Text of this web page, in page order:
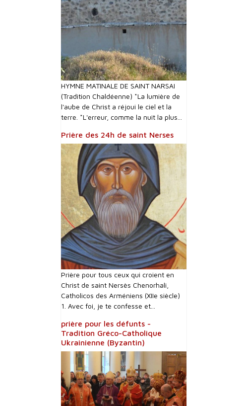
HYMNE MATINALE DE SAINT NARSAI
(Tradition Chaldéenne) *La lumière de
l'aube de Christ a réjoui le ciel et la
terre. *L'erreur, comme la nuit la plus...
Prière des 24h de saint Nerses
Prière pour tous ceux qui croient en
Christ de saint Nersès Chenorhali,
Catholicos des Arméniens (XIIe siècle)
1. Avec foi, je te confesse et...
prière pour les défunts -
Tradition Gréco-Catholique
Ukrainienne (Byzantin)